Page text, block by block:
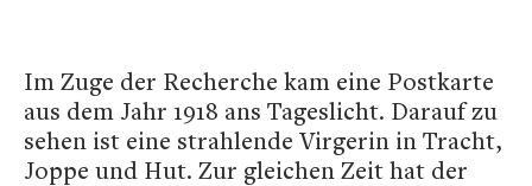
Im Zuge der Recherche kam eine Postkarte
aus dem Jahr 1918 ans Tageslicht. Darauf zu
sehen ist eine strahlende Virgerin in Tracht,
Joppe und Hut. Zur gleichen Zeit hat der